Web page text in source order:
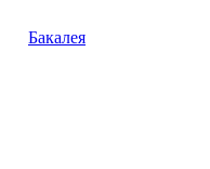
Бакалея